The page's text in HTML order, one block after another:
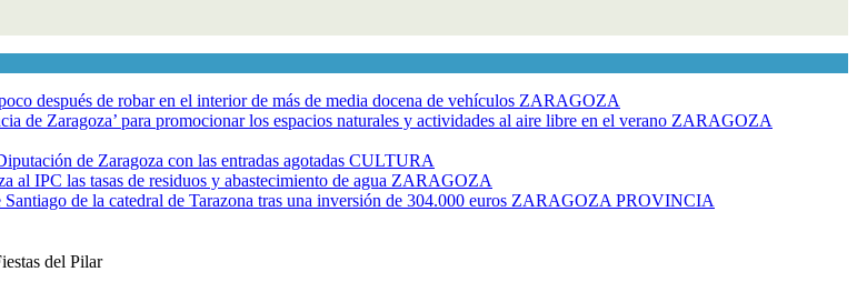
después de robar en el interior de más de media docena de vehículos ZARAGOZA
de Zaragoza’ para promocionar los espacios naturales y actividades al aire libre en el verano ZARAGOZA
de Zaragoza con las entradas agotadas CULTURA
al IPC las tasas de residuos y abastecimiento de agua ZARAGOZA
de la catedral de Tarazona tras una inversión de 304.000 euros ZARAGOZA PROVINCIA
del Pilar